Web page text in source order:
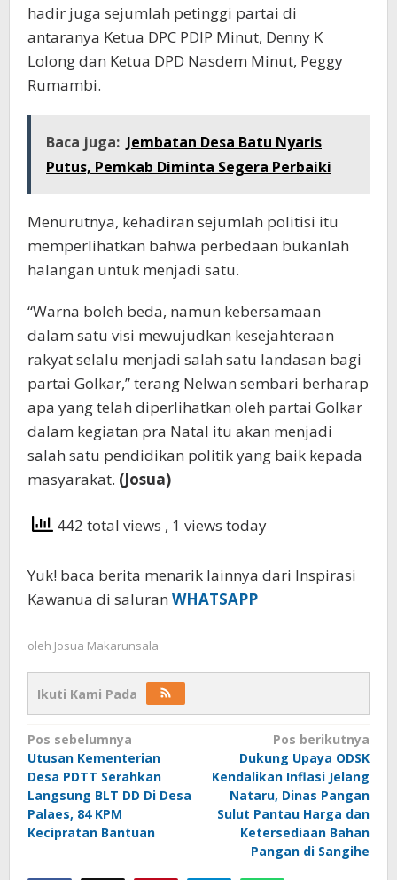
hadir juga sejumlah petinggi partai di
antaranya Ketua DPC PDIP Minut, Denny K
Lolong dan Ketua DPD Nasdem Minut, Peggy
Rumambi.
Baca juga: Jembatan Desa Batu Nyaris
Putus, Pemkab Diminta Segera Perbaiki
Menurutnya, kehadiran sejumlah politisi itu
memperlihatkan bahwa perbedaan bukanlah
halangan untuk menjadi satu.
“Warna boleh beda, namun kebersamaan
dalam satu visi mewujudkan kesejahteraan
rakyat selalu menjadi salah satu landasan bagi
partai Golkar,” terang Nelwan sembari berharap
apa yang telah diperlihatkan oleh partai Golkar
dalam kegiatan pra Natal itu akan menjadi
salah satu pendidikan politik yang baik kepada
masyarakat. (Josua)
442 total views , 1 views today
Yuk! baca berita menarik lainnya dari Inspirasi
Kawanua di saluran WHATSAPP
oleh Josua Makarunsala
Ikuti Kami Pada
Navigasi
pos
Pos sebelumnya
Utusan Kementerian
Desa PDTT Serahkan
Langsung BLT DD Di Desa
Palaes, 84 KPM
Kecipratan Bantuan
Pos berikutnya
Dukung Upaya ODSK
Kendalikan Inflasi Jelang
Nataru, Dinas Pangan
Sulut Pantau Harga dan
Ketersediaan Bahan
Pangan di Sangihe